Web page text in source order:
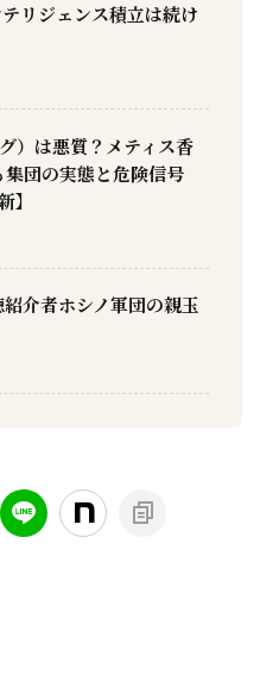
リジェンス積立は続け
）は悪質？メティス香
集団の実態と危険信号
】
介者ホシノ軍団の親玉